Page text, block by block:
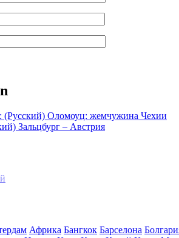
(Русский) Оломоуц: жемчужина Чехии
Зальцбург – Австрия
Африка Бангкок Барселона